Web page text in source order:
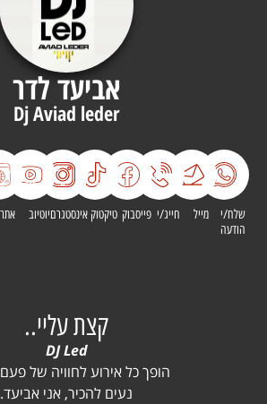
אביעד לדר
Dj Aviad leder
שלח/י
הודעה
מייל חייג/י פייסבוק טיקטוק אינסטגרםיוטיוב אתר
קצת עליי..
DJ Led
​הופך כל אירוע לחוויה של
​נעים להכיר, אני אביעד.